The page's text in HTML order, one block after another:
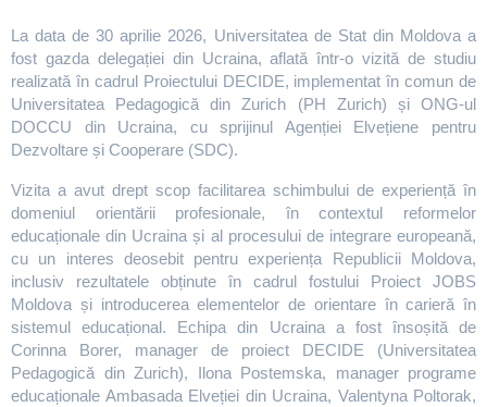
La data de 30 aprilie 2026, Universitatea de Stat din Moldova a
fost gazda delegației din Ucraina, aflată într-o vizită de studiu
realizată în cadrul Proiectului DECIDE, implementat în comun de
Universitatea Pedagogică din Zurich (PH Zurich) și ONG-ul
DOCCU din Ucraina, cu sprijinul Agenției Elvețiene pentru
Dezvoltare și Cooperare (SDC).
Vizita a avut drept scop facilitarea schimbului de experiență în
domeniul orientării profesionale, în contextul reformelor
educaționale din Ucraina și al procesului de integrare europeană,
cu un interes deosebit pentru experiența Republicii Moldova,
inclusiv rezultatele obținute în cadrul fostului Proiect JOBS
Moldova și introducerea elementelor de orientare în carieră în
sistemul educațional. Echipa din Ucraina a fost însoșită de
Corinna Borer, manager de proiect DECIDE (Universitatea
Pedagogică din Zurich), Ilona Postemska, manager programe
educaționale Ambasada Elveției din Ucraina, Valentyna Poltorak,